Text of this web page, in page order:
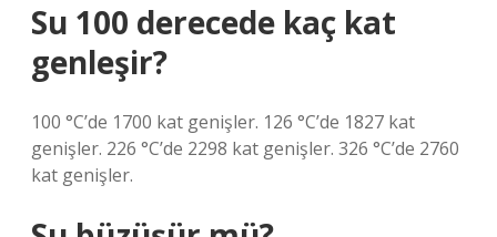
Su 100 derecede kaç kat
genleşir?
100 °C’de 1700 kat genişler. 126 °C’de 1827 kat
genişler. 226 °C’de 2298 kat genişler. 326 °C’de 2760
kat genişler.